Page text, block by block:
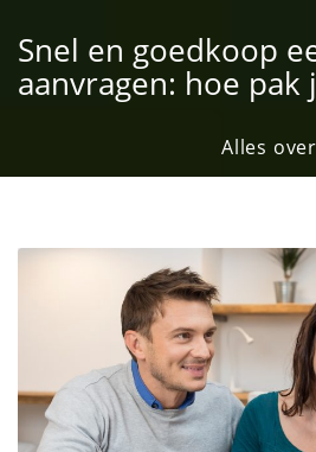
Snel en goedkoop
aanvragen: hoe pak
Alles